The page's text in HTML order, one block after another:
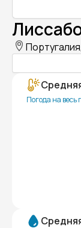
Погода на весь